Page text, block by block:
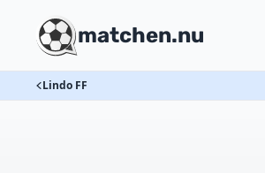
matchen.nu
Lindo FF